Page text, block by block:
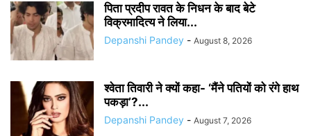
पिता प्रदीप रावत के निधन के बाद बेटे
विक्रमादित्य ने लिया...
Depanshi Pandey - August 8, 2026
श्वेता तिवारी ने क्यों कहा- ‘मैंने पतियों को रंगे हाथ
पकड़ा’?...
Depanshi Pandey - August 7, 2026